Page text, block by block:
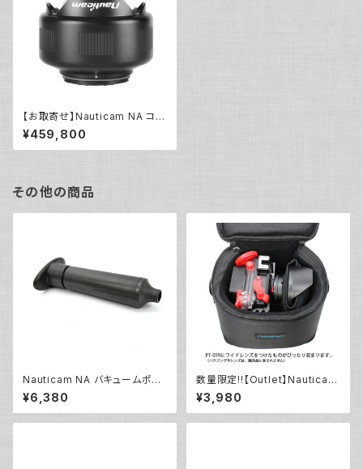
【お取寄せ】Nauticam NA コン
パクトワイドアングルコンバージ
ョンポートX0.36 (WACP-C)
[21444]
¥459,800
その他の商品
Nauticam NA バキュームポン
プ [20671]
¥6,380
数量限定!!【Outlet】Nauticam
NA ハウジングキャリングバッグ
MS
¥3,980